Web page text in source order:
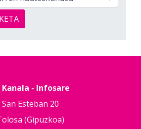
Kanala - Infosare
San Esteban 20
(Gipuzkoa)